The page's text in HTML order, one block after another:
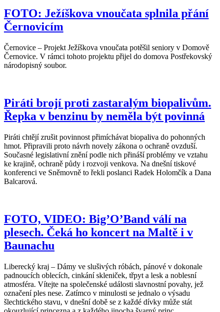
FOTO: Ježíškova vnoučata splnila přání
Černovicím
Černovice – Projekt Ježíškova vnoučata potěšil seniory v Domově
Černovice. V rámci tohoto projektu přijel do domova Postřekovský
národopisný soubor.
Piráti brojí proti zastaralým biopalivům.
Řepka v benzinu by neměla být povinná
Piráti chtějí zrušit povinnost přimíchávat biopaliva do pohonných
hmot. Připravili proto návrh novely zákona o ochraně ovzduší.
Současné legislativní znění podle nich přináší problémy ve vztahu
ke krajině, ochraně půdy i rozvoji venkova. Na dnešní tiskové
konferenci ve Sněmovně to řekli poslanci Radek Holomčík a Dana
Balcarová.
FOTO, VIDEO: Big’O’Band válí na
plesech. Čeká ho koncert na Maltě i v
Baunachu
Liberecký kraj – Dámy ve slušivých róbách, pánové v dokonale
padnoucích oblecích, cinkání skleniček, třpyt a lesk a noblesní
atmosféra. Vítejte na společenské události slavnostní povahy, jež
označení ples nese. Zatímco v minulosti se jednalo o výsadu
šlechtického stavu, v dnešní době se z každé dívky může stát